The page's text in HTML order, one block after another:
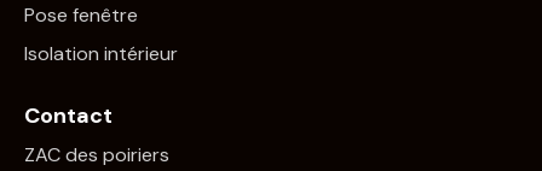
Pose fenêtre
Isolation intérieur
Contact
ZAC des poiriers